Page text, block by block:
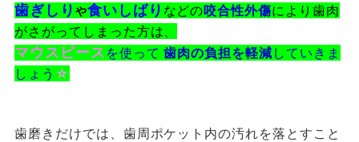
歯ぎしり や食いしばり などの咬合性外傷により歯肉
がさがってしまった方は、
マウスピース を使って歯肉の負担を軽減 していきま
しょう ☆
歯磨きだけでは、歯周ポケット内の汚れを落とすこと